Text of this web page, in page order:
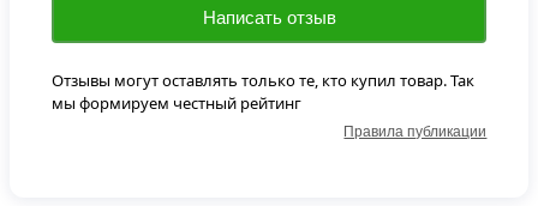
Написать отзыв
Отзывы могут оставлять только те, кто купил товар. Так
мы формируем честный рейтинг
Правила публикации